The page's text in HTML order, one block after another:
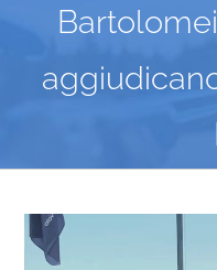
Ingrandisci
immagine